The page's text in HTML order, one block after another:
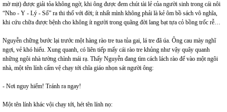
mờ mịt) được giải tỏa không ngờ, khi ông được đem chút tài lẻ của người sinh trong cái nôi
“Nho - Y - Lý - Số” ra thi thố với đời; ít nhất mình không phải là kẻ ôm bồ sách vô nghĩa,
khi cứu chữa được bệnh cho không ít người trong quãng đời lang bạt tựa cỏ bồng trốc rễ…
Nguyễn chững bước lại trước một hàng rào tre tua tủa gai, lá tre đã úa. Ông cau mày nghĩ
ngợi, vẻ khó hiểu. Xung quanh, có liên tiếp mấy cái rào tre khủng như vậy quây quanh
những ngôi nhà tường chình mái rạ. Thấy Nguyễn đang tìm cách lách rào để vào một ngôi
nhà, một tên lính cấm vệ chạy tới chĩa giáo nhọn sát người ông:
- Nơi nguy hiểm! Tránh ra ngay!
Một tên lính khác vội chạy tới, hét tên lính nọ: